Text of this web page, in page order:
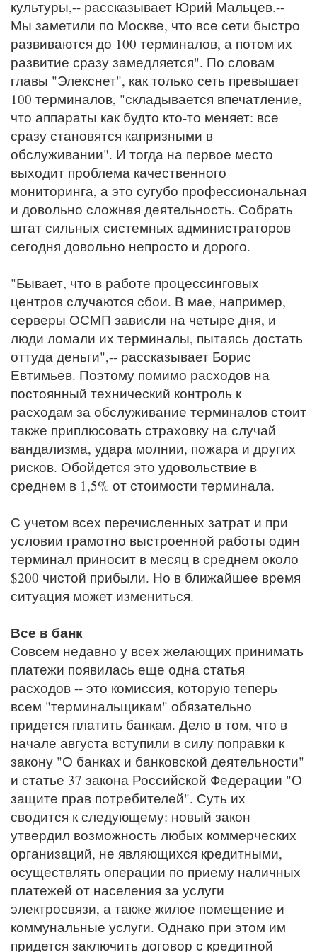
культуры,-- рассказывает Юрий Мальцев.--
Мы заметили по Москве, что все сети быстро
развиваются до 100 терминалов, а потом их
развитие сразу замедляется". По словам
главы "Элекснет", как только сеть превышает
100 терминалов, "складывается впечатление,
что аппараты как будто кто-то меняет: все
сразу становятся капризными в
обслуживании". И тогда на первое место
выходит проблема качественного
мониторинга, а это сугубо профессиональная
и довольно сложная деятельность. Собрать
штат сильных системных администраторов
сегодня довольно непросто и дорого.
"Бывает, что в работе процессинговых
центров случаются сбои. В мае, например,
серверы ОСМП зависли на четыре дня, и
люди ломали их терминалы, пытаясь достать
оттуда деньги",-- рассказывает Борис
Евтимьев. Поэтому помимо расходов на
постоянный технический контроль к
расходам за обслуживание терминалов стоит
также приплюсовать страховку на случай
вандализма, удара молнии, пожара и других
рисков. Обойдется это удовольствие в
среднем в 1,5% от стоимости терминала.
С учетом всех перечисленных затрат и при
условии грамотно выстроенной работы один
терминал приносит в месяц в среднем около
$200 чистой прибыли. Но в ближайшее время
ситуация может измениться.
Все в банк
Совсем недавно у всех желающих принимать
платежи появилась еще одна статья
расходов -- это комиссия, которую теперь
всем "терминальщикам" обязательно
придется платить банкам. Дело в том, что в
начале августа вступили в силу поправки к
закону "О банках и банковской деятельности"
и статье 37 закона Российской Федерации "О
защите прав потребителей". Суть их
сводится к следующему: новый закон
утвердил возможность любых коммерческих
организаций, не являющихся кредитными,
осуществлять операции по приему наличных
платежей от населения за услуги
электросвязи, а также жилое помещение и
коммунальные услуги. Однако при этом им
придется заключить договор с кредитной